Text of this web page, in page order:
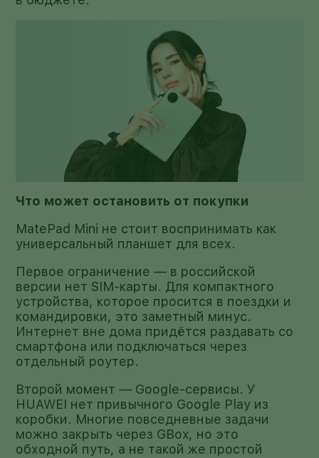
Что может остановить от покупки
MatePad Mini не стоит воспринимать как
универсальный планшет для всех.
Первое ограничение — в российской
версии нет SIM-карты. Для компактного
устройства, которое просится в поездки и
командировки, это заметный минус.
Интернет вне дома придётся раздавать со
смартфона или подключаться через
отдельный роутер.
Второй момент — Google-сервисы. У
HUAWEI нет привычного Google Play из
коробки. Многие повседневные задачи
можно закрыть через GBox, но это
обходной путь, а не такой же простой